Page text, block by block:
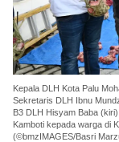
Kepala DLH Kota Palu
Sekretaris DLH Ibnu
B3 DLH Hisyam Baba
Kamboti kepada warga di
(©bmzIMAGES/Basri